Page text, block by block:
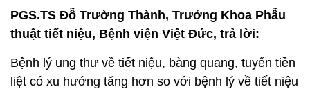
PGS.TS Đỗ Trường Thành, Trưởng Khoa Phẫu
thuật tiết niệu, Bệnh viện Việt Đức, trả lời:
Bệnh lý ung thư về tiết niệu, bàng quang, tuyến tiền
liệt có xu hướng tăng hơn so với bệnh lý về tiết niệu